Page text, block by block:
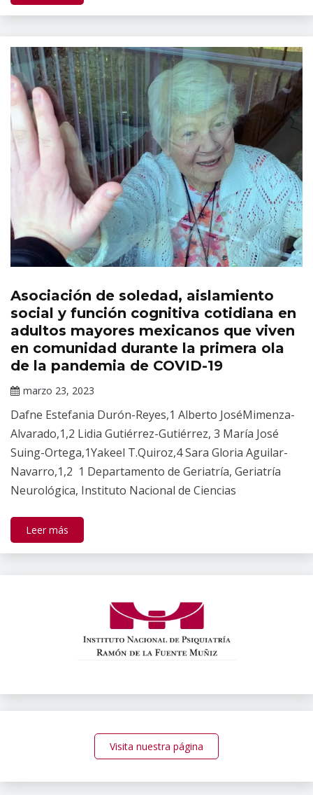
Revista
Salud
Mental
Asociación de soledad, aislamiento
social y función cognitiva cotidiana en
adultos mayores mexicanos que viven
en comunidad durante la primera ola
de la pandemia de COVID-19
marzo 23, 2023
Gallardo
Dafne Estefania Durón-Reyes,1 Alberto JoséMimenza-
Alvarado,1,2 Lidia Gutiérrez-Gutiérrez, 3 María José
Suing-Ortega,1Yakeel T.Quiroz,4 Sara Gloria Aguilar-
Navarro,1,2 1 Departamento de Geriatría, Geriatría
Neurológica, Instituto Nacional de Ciencias
Leer más
Visita nuestra página